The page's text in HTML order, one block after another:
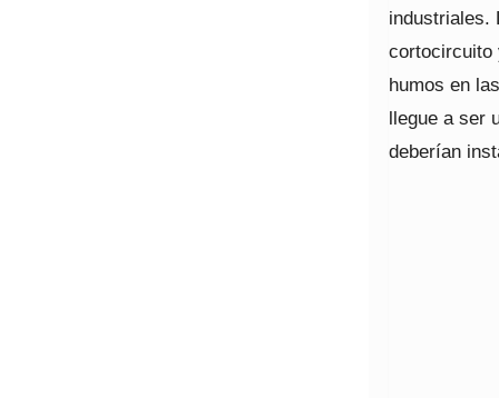
industriales.
cortocircuito
humos en
llegue a ser
deberían